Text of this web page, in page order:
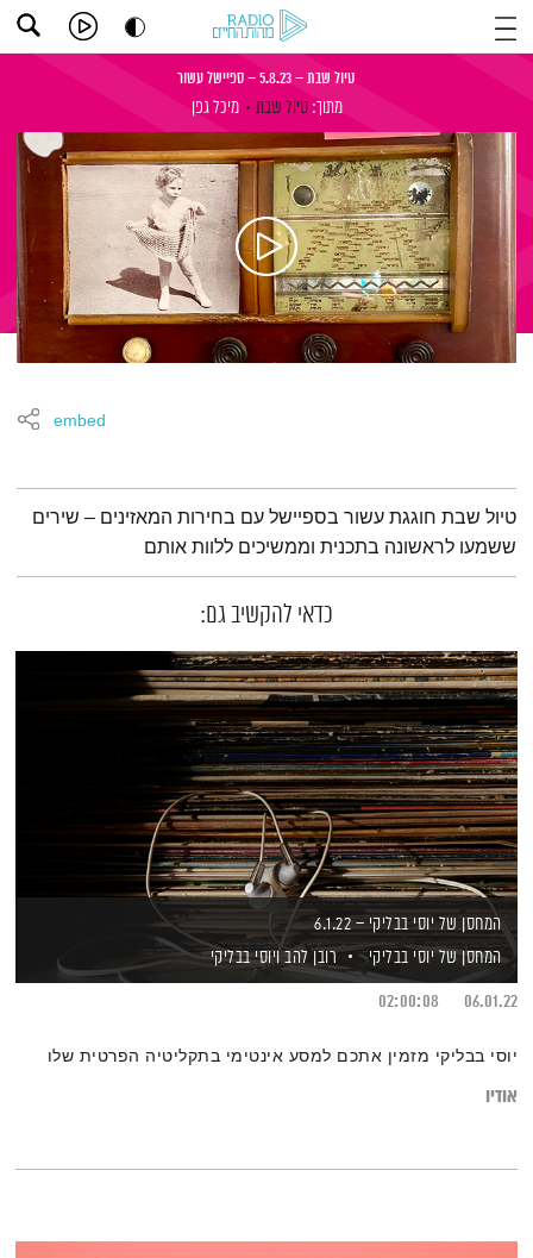
טיול שבת – 5.8.23 – ספיישל עשור
מתוך: טיול שבת מיכל גפן
embed
תמצית הפודקאסט
טיול שבת חוגגת עשור בספיישל עם בחירות המאזינים – שירים
ששמעו לראשונה בתכנית וממשיכים ללוות אותם
כדאי להקשיב גם:
המחסן של יוסי בבליקי – 6.1.22
המחסן של יוסי בבליקי
רובן להבויוסי בבליקי
06.01.22
02:00:08
יוסי בבליקי מזמין אתכם למסע אינטימי בתקליטיה הפרטית שלו
אודיו